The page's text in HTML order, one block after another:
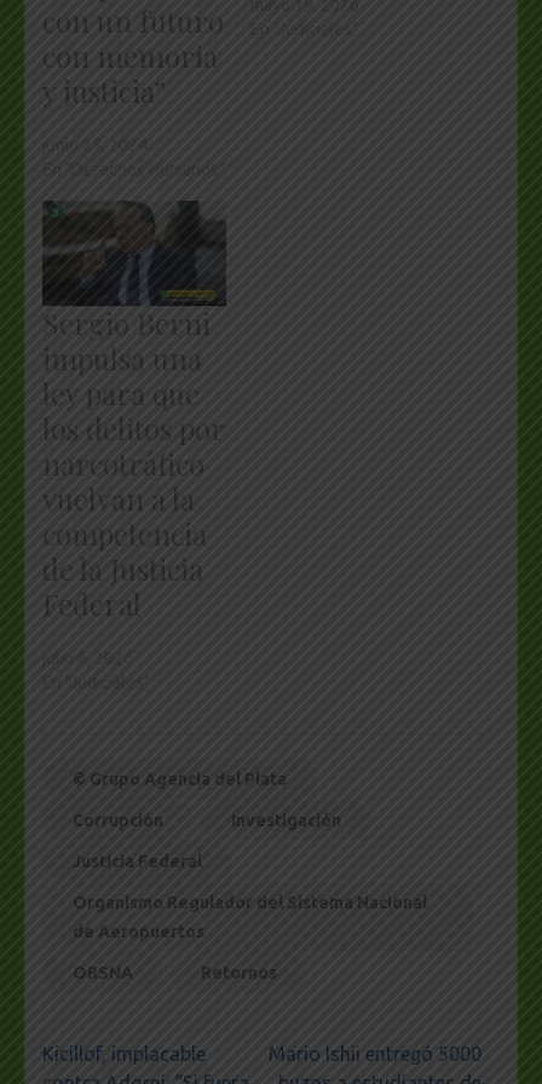
con un futuro
con memoria
y justicia”
Sergio Berni
impulsa una
ley para que
los delitos por
narcotráfico
vuelvan a la
competencia
de la Justicia
Federal
© Grupo Agencia del Plata
Corrupción Investigación
Justicia Federal
Organismo Regulador del Sistema Nacional
de Aeropuertos
ORSNA Retornos
Navegación
Kicillof, implacable
Mario Ishii entregó 5000